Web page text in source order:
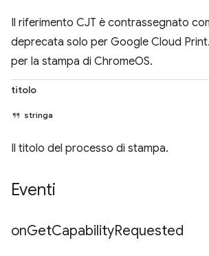
Il riferimento CJT è contrassegnato
deprecata solo per Google Cloud
per la stampa di ChromeOS.
titolo
stringa
Il titolo del processo di stampa.
Eventi
onGetCapabilityRequested